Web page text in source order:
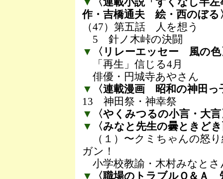
作・吉橋通夫 絵・西のぼる
（47）第五話 人を想う
5 針ノ木峠の決闘
▼
〈リレーエッセー 風の色
「再生」信じる4月
俳優・円城寺あやさん
▼
〈連載漫画 昭和の神田
13 神田祭・神幸祭
▼
〈やくみつるの小言・大
▼
〈みなと先生の曇ときど
（１）〜クミちゃんの怒
ガン！
小学校教諭・木村みなとさ
▼
〈職場のトラブルＱ＆Ａ